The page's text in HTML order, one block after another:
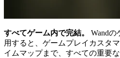
すべてゲーム内で完結。
Wand
用すると、ゲームプレイカスタ
イムマップまで、すべての重要